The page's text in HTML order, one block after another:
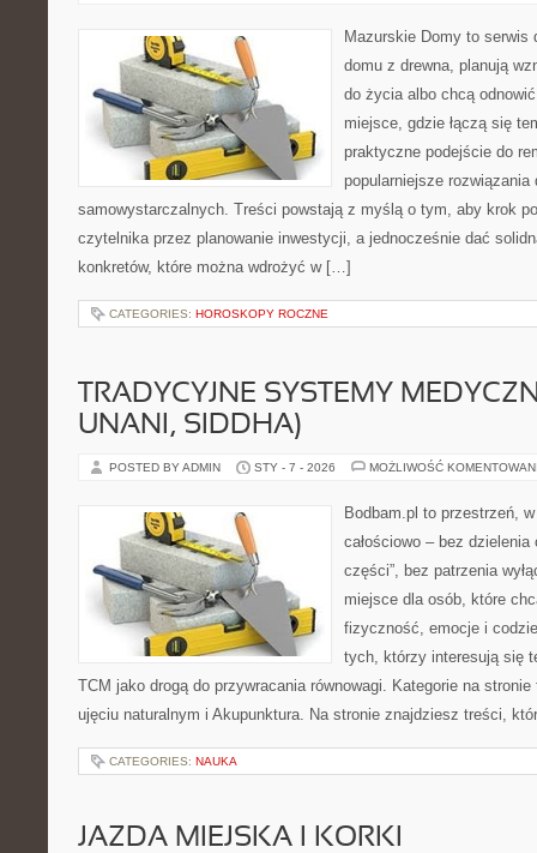
Mazurskie Domy to serwis
domu z drewna, planują
do życia albo chcą
miejsce, gdzie łączą się
praktyczne podejście do
popularniejsze rozwiązania
samowystarczalnych. Treści powstają z myślą o tym, aby krok
czytelnika przez planowanie inwestycji, a jednocześnie dać
konkretów, które można wdrożyć w […]
CATEGORIES: HOROSKOPY ROCZNE
TRADYCYJNE SYSTEMY
UNANI, SIDDHA)
POSTED BY ADMIN STY - 7 - 2026 MOŻLIWOŚĆ
Bodbam.pl to przestrzeń,
całościowo – bez dzielenia
części”, bez patrzenia
miejsce dla osób, które
fizyczność, emocje i
tych, którzy interesują się
TCM jako drogą do przywracania równowagi. Kategorie na stronie
ujęciu naturalnym i Akupunktura. Na stronie znajdziesz treści,
CATEGORIES: NAUKA
JAZDA MIEJSKA I KORKI